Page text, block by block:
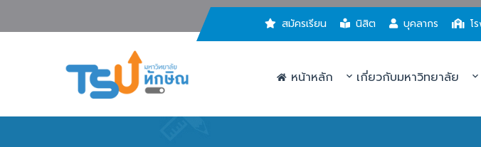
สมัครเรียน นิสิต บุคลากร โ
หน้าหลัก เกี่ยวกับมหาวิทยาลัย